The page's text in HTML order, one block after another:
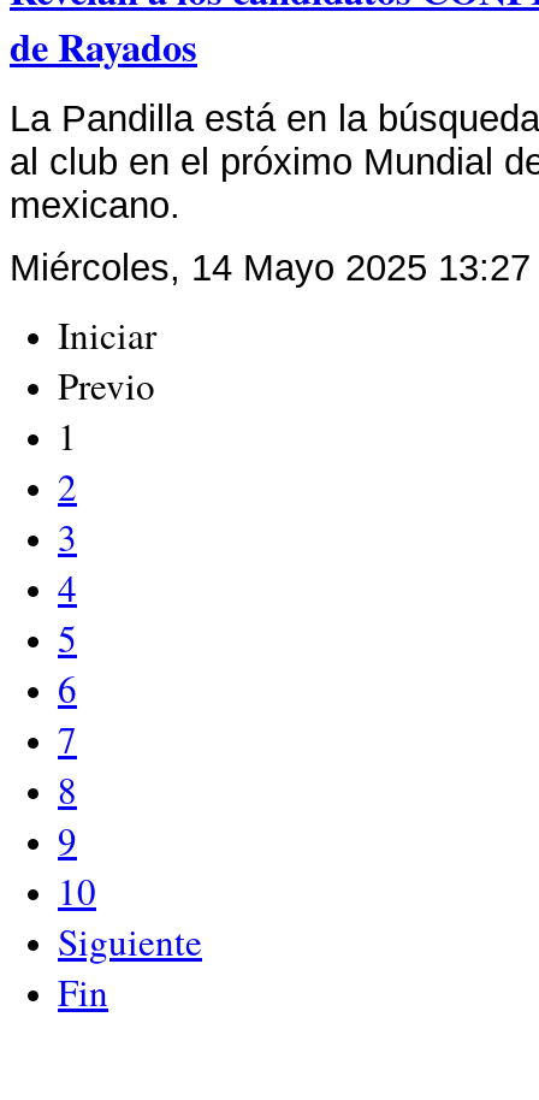
de Rayados
La Pandilla está en la
al club en el próximo Mundial
mexicano.
Miércoles, 14 Mayo 2025 13:27
Iniciar
Previo
1
2
3
4
5
6
7
8
9
10
Siguiente
Fin